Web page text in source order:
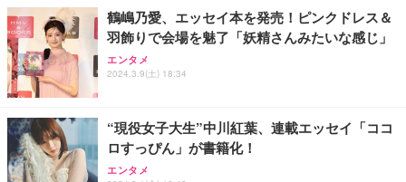
鶴嶋乃愛、エッセイ本を発売！ピンクドレス＆
羽飾りで会場を魅了「妖精さんみたいな感じ」
エンタメ
2024.3.9(土) 18:34
“現役女子大生”中川紅葉、連載エッセイ「ココ
ロすっぴん」が書籍化！
エンタメ